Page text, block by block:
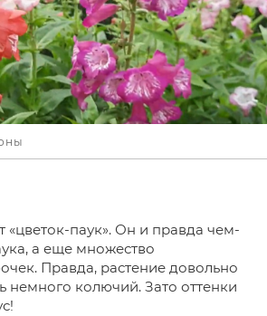
«цветок-паук». Он и правда чем-
а еще множество
Правда, растение довольно
немного колючий. Зато оттенки